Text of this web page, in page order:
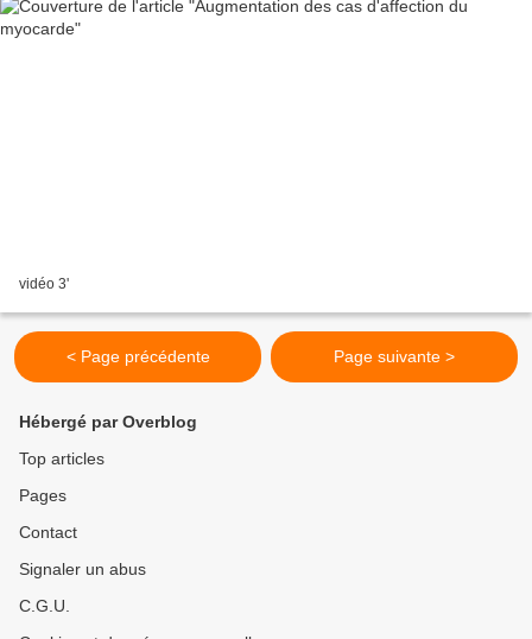
vidéo 3'
< Page précédente Page suivante >
Hébergé par Overblog
Top articles
Pages
Contact
Signaler un abus
C.G.U.